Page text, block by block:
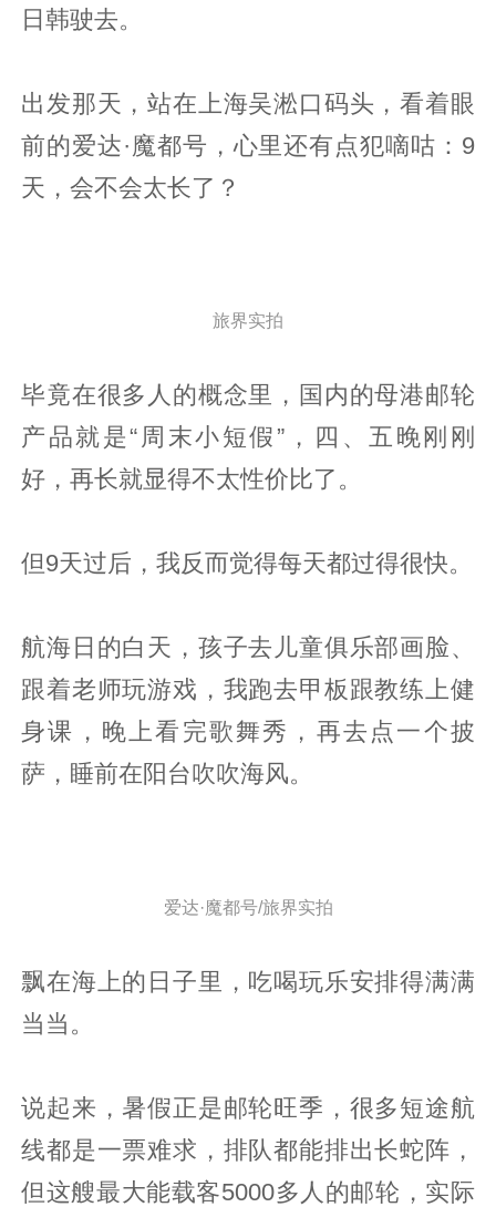
日韩驶去。
出发那天，站在上海吴淞口码头，看着眼
前的爱达·魔都号，心里还有点犯嘀咕：9
天，会不会太长了？
旅界实拍
毕竟在很多人的概念里，国内的母港邮轮
产品就是“周末小短假”，四、五晚刚刚
好，再长就显得不太性价比了。
但9天过后，我反而觉得每天都过得很快。
航海日的白天，孩子去儿童俱乐部画脸、
跟着老师玩游戏，我跑去甲板跟教练上健
身课，晚上看完歌舞秀，再去点一个披
萨，睡前在阳台吹吹海风。
爱达·魔都号/旅界实拍
飘在海上的日子里，吃喝玩乐安排得满满
当当。
说起来，暑假正是邮轮旺季，很多短途航
线都是一票难求，排队都能排出长蛇阵，
但这艘最大能载客5000多人的邮轮，实际